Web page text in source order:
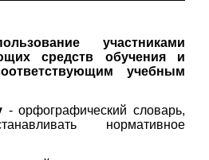
участниками
средств обучения и
учебным
- орфографический словарь,
нормативное